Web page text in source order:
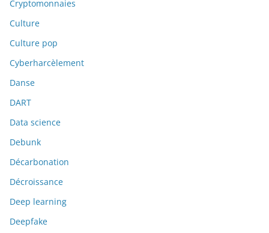
Cryptomonnaies
Culture
Culture pop
Cyberharcèlement
Danse
DART
Data science
Debunk
Décarbonation
Décroissance
Deep learning
Deepfake